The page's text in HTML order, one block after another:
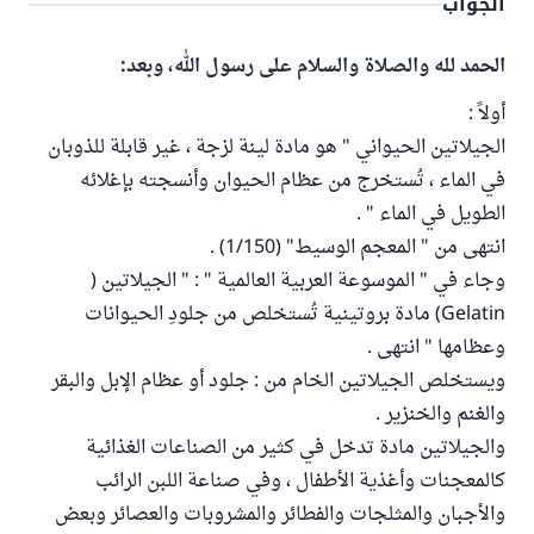
الحمد لله والصلاة والسلام على رسول الله، وبعد:
أولاً :
الجيلاتين الحيواني " هو مادة لينة لزجة ، غير قابلة للذوبان
في الماء ، تُستخرج من عظام الحيوان وأنسجته بإغلائه
الطويل في الماء " .
انتهى من " المعجم الوسيط" (1/150) .
وجاء في " الموسوعة العربية العالمية " : " الجيلاتين (
Gelatin) مادة بروتينية تُستخلص من جلودِ الحيوانات
وعظامها " انتهى .
ويستخلص الجيلاتين الخام من : جلود أو عظام الإبل والبقر
والغنم والخنزير .
والجيلاتين مادة تدخل في كثير من الصناعات الغذائية
كالمعجنات وأغذية الأطفال ، وفي صناعة اللبن الرائب
والأجبان والمثلجات والفطائر والمشروبات والعصائر وبعض